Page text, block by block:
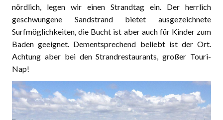
nördlich, legen wir einen Strandtag ein. Der herrlich
geschwungene Sandstrand bietet ausgezeichnete
Surfmöglichkeiten, die Bucht ist aber auch für Kinder zum
Baden geeignet. Dementsprechend beliebt ist der Ort.
Achtung aber bei den Strandrestaurants, großer Touri-
Nap!